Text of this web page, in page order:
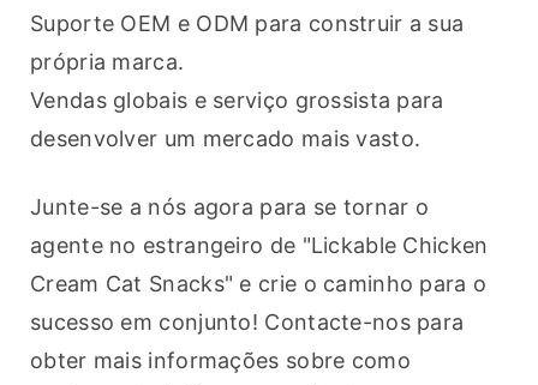
Suporte OEM e ODM para construir a sua
própria marca.
Vendas globais e serviço grossista para
desenvolver um mercado mais vasto.
Junte-se a nós agora para se tornar o
agente no estrangeiro de "Lickable Chicken
Cream Cat Snacks" e crie o caminho para o
sucesso em conjunto! Contacte-nos para
obter mais informações sobre como